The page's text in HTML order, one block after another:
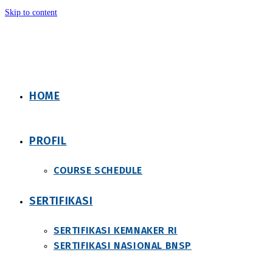
Skip to content
HOME
PROFIL
COURSE SCHEDULE
SERTIFIKASI
SERTIFIKASI KEMNAKER RI
SERTIFIKASI NASIONAL BNSP